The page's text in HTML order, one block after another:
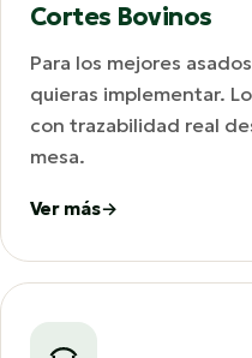
Cortes Bovinos
Para los mejores
quieras implementar.
con trazabilidad real
mesa.
Ver más